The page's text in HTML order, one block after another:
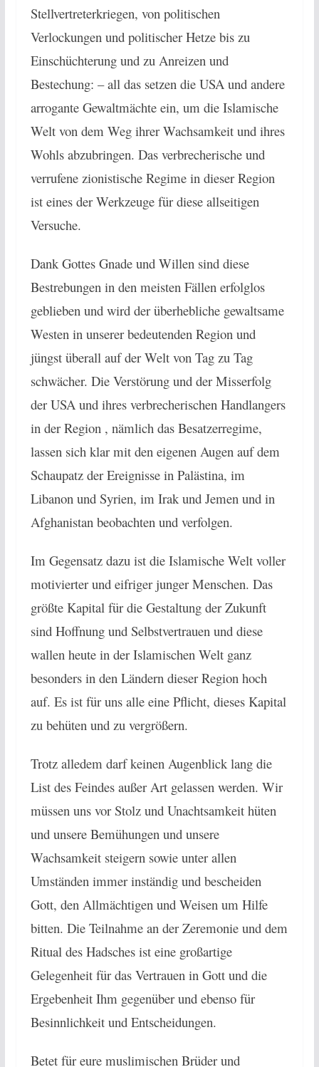
Stellvertreterkriegen, von politischen
Verlockungen und politischer Hetze bis zu
Einschüchterung und zu Anreizen und
Bestechung: – all das setzen die USA und andere
arrogante Gewaltmächte ein, um die Islamische
Welt von dem Weg ihrer Wachsamkeit und ihres
Wohls abzubringen. Das verbrecherische und
verrufene zionistische Regime in dieser Region
ist eines der Werkzeuge für diese allseitigen
Versuche.
Dank Gottes Gnade und Willen sind diese
Bestrebungen in den meisten Fällen erfolglos
geblieben und wird der überhebliche gewaltsame
Westen in unserer bedeutenden Region und
jüngst überall auf der Welt von Tag zu Tag
schwächer. Die Verstörung und der Misserfolg
der USA und ihres verbrecherischen Handlangers
in der Region , nämlich das Besatzerregime,
lassen sich klar mit den eigenen Augen auf dem
Schaupatz der Ereignisse in Palästina, im
Libanon und Syrien, im Irak und Jemen und in
Afghanistan beobachten und verfolgen.
Im Gegensatz dazu ist die Islamische Welt voller
motivierter und eifriger junger Menschen. Das
größte Kapital für die Gestaltung der Zukunft
sind Hoffnung und Selbstvertrauen und diese
wallen heute in der Islamischen Welt ganz
besonders in den Ländern dieser Region hoch
auf. Es ist für uns alle eine Pflicht, dieses Kapital
zu behüten und zu vergrößern.
Trotz alledem darf keinen Augenblick lang die
List des Feindes außer Art gelassen werden. Wir
müssen uns vor Stolz und Unachtsamkeit hüten
und unsere Bemühungen und unsere
Wachsamkeit steigern sowie unter allen
Umständen immer inständig und bescheiden
Gott, den Allmächtigen und Weisen um Hilfe
bitten. Die Teilnahme an der Zeremonie und dem
Ritual des Hadsches ist eine großartige
Gelegenheit für das Vertrauen in Gott und die
Ergebenheit Ihm gegenüber und ebenso für
Besinnlichkeit und Entscheidungen.
Betet für eure muslimischen Brüder und